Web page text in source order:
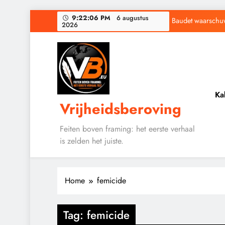
9:22:07 PM 6 augustus
2026
Baudet
Baudet
Waarom
Vrijheidsberoving
Feiten boven framing: het eerste verhaal
is zelden het juiste.
Home femicide
Tag: femicide